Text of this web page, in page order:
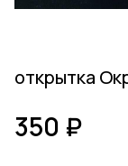
открытка
350 ₽